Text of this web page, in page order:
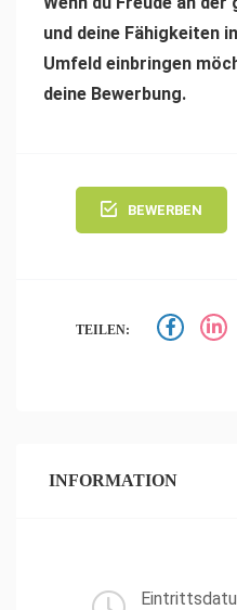
und deine Fähigkeiten
Umfeld einbringen
deine Bewerbung.
BEWERBEN
TEILEN:
INFORMATION